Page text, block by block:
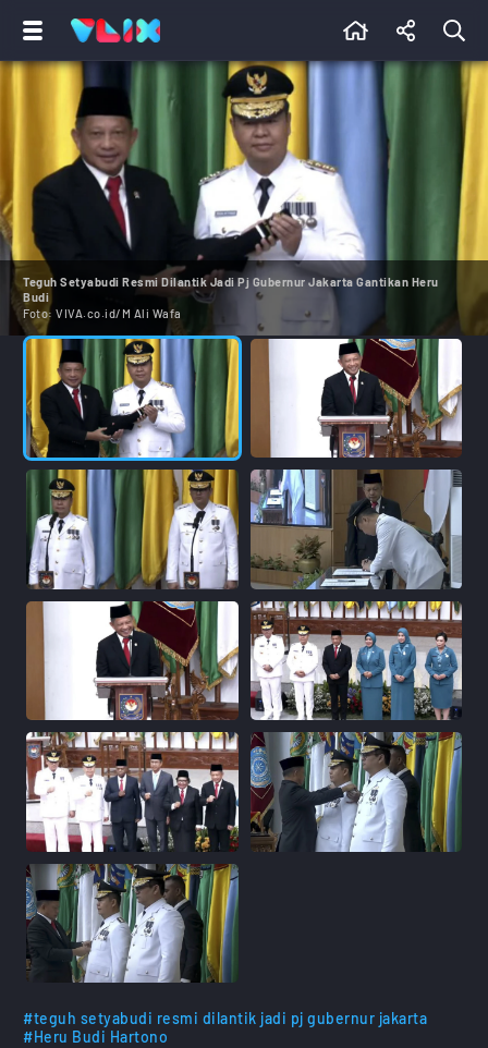
Teguh Setyabudi Resmi Dilantik Jadi Pj Gubernur Jakarta Gantikan Heru
Budi
Foto: VIVA.co.id/M Ali Wafa
#teguh setyabudi resmi dilantik jadi pj gubernur jakarta
#Heru Budi Hartono